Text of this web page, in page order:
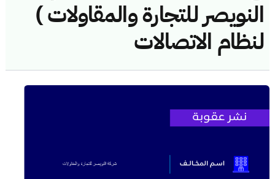
النويصر للتجارة والمقاولات )
لنظام الاتصالات